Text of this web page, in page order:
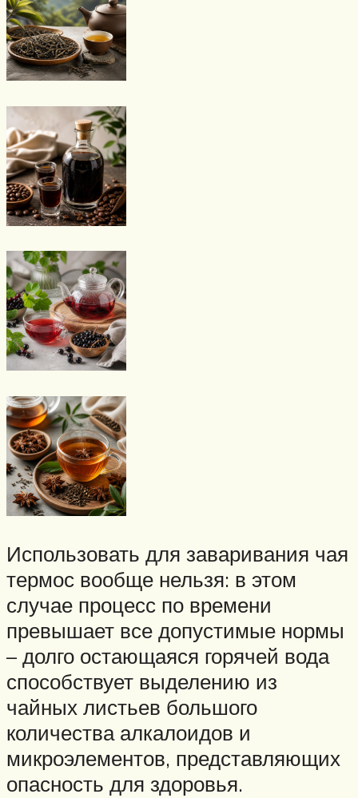
Использовать для заваривания чая
термос вообще нельзя: в этом
случае процесс по времени
превышает все допустимые нормы
– долго остающаяся горячей вода
способствует выделению из
чайных листьев большого
количества алкалоидов и
микроэлементов, представляющих
опасность для здоровья.